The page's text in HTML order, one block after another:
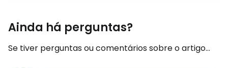
Ainda há perguntas?
Se tiver perguntas ou comentários sobre o artigo...